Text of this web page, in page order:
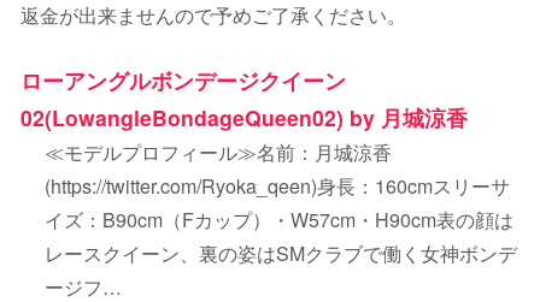
返金が出来ませんので予めご了承ください。
ローアングルボンデージクイーン
02(LowangleBondageQueen02) by 月城涼香
≪モデルプロフィール≫名前：月城涼香
(https://twitter.com/Ryoka_qeen)身長：160cmスリーサ
イズ：B90cm（Fカップ）・W57cm・H90cm表の顔は
レースクイーン、裏の姿はSMクラブで働く女神ボンデ
ージフ…